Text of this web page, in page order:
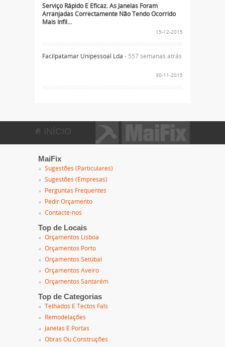
Serviço Rápido E Eficaz. As Janelas Foram
Arranjadas Correctamente Não Tendo Ocorrido
Mais Infil...
15-12-2015
Facilpatamar Unipessoal Lda - 557 semanas atrás
30-11-2015
INÍCIO
MaiFix
Sugestões (Particulares)
Sugestões (Empresas)
Perguntas Frequentes
Pedir Orçamento
Contacte-nos
Top de Locais
Orçamentos Lisboa
Orçamentos Porto
Orçamentos Setúbal
Orçamentos Aveiro
Orçamentos Santarém
Top de Categorias
Telhados E Tectos Fals
Remodelações
Janelas E Portas
Obras Ou Construções